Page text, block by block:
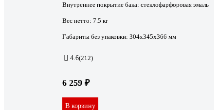
Внутреннее покрытие бака: стеклофарфоровая эмаль
Вес нетто: 7.5 кг
Габариты без упаковки: 304х345х366 мм
4.6(212)
6 259 ₽
В корзину